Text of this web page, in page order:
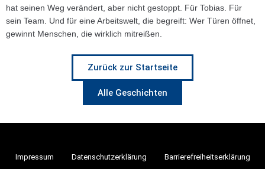
hat seinen Weg verändert, aber nicht gestoppt. Für Tobias. Für
sein Team. Und für eine Arbeitswelt, die begreift: Wer Türen öffnet,
gewinnt Menschen, die wirklich mitreißen.
Zurück zur Startseite
Alle Geschichten
Impressum Datenschutzerklärung Barrierefreiheitserklärung